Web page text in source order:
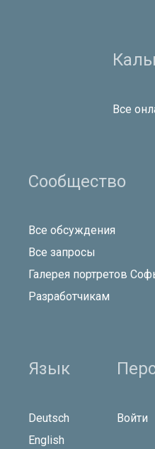
Все
Сообщество
Все обсуждения
Все запросы
Галерея портретов
Разработчикам
Язык
Deutsch
English
Войти